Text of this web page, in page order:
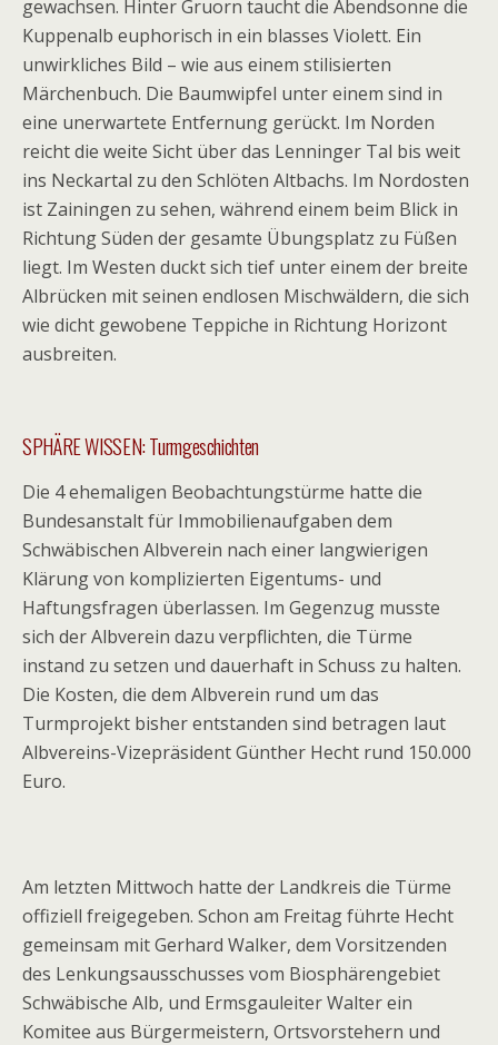
gewachsen. Hinter Gruorn taucht die Abendsonne die
Kuppenalb euphorisch in ein blasses Violett. Ein
unwirkliches Bild – wie aus einem stilisierten
Märchenbuch. Die Baumwipfel unter einem sind in
eine unerwartete Entfernung gerückt. Im Norden
reicht die weite Sicht über das Lenninger Tal bis weit
ins Neckartal zu den Schlöten Altbachs. Im Nordosten
ist Zainingen zu sehen, während einem beim Blick in
Richtung Süden der gesamte Übungsplatz zu Füßen
liegt. Im Westen duckt sich tief unter einem der breite
Albrücken mit seinen endlosen Mischwäldern, die sich
wie dicht gewobene Teppiche in Richtung Horizont
ausbreiten.
SPHÄRE WISSEN: Turmgeschichten
Die 4 ehemaligen Beobachtungstürme hatte die
Bundesanstalt für Immobilienaufgaben dem
Schwäbischen Albverein nach einer langwierigen
Klärung von komplizierten Eigentums- und
Haftungsfragen überlassen. Im Gegenzug musste
sich der Albverein dazu verpflichten, die Türme
instand zu setzen und dauerhaft in Schuss zu halten.
Die Kosten, die dem Albverein rund um das
Turmprojekt bisher entstanden sind betragen laut
Albvereins-Vizepräsident Günther Hecht rund 150.000
Euro.
Am letzten Mittwoch hatte der Landkreis die Türme
offiziell freigegeben. Schon am Freitag führte Hecht
gemeinsam mit Gerhard Walker, dem Vorsitzenden
des Lenkungsausschusses vom Biosphärengebiet
Schwäbische Alb, und Ermsgauleiter Walter ein
Komitee aus Bürgermeistern, Ortsvorstehern und